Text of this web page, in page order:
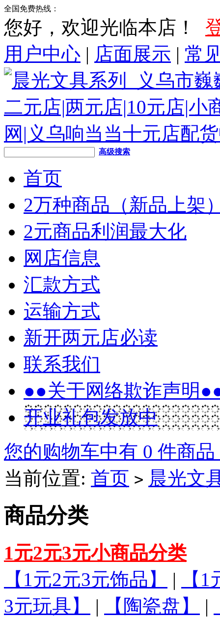
全国免费热线：
您好，欢迎光临本店！
用户中心 | 店面展示 | 常
高级搜索
首页
2万种商品（新品上架
2元商品利润最大化
网店信息
汇款方式
运输方式
新开两元店必读
联系我们
●●关于网络欺诈声明
开业礼包发放中
您的购物车中有 0 件商
当前位置: 首页 > 晨光文
商品分类
1元2元3元小商品分类
【1元2元3元饰品】
|
【
3元玩具】
| 【陶瓷盘】 |